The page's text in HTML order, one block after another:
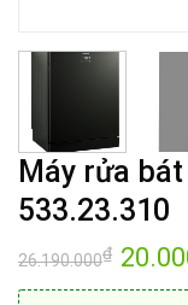
Máy rửa
533.23.310
26.190.000₫ Giá
gốc
là: